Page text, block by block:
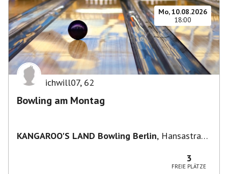
Mo, 10.08.2026
18:00
ichwill07, 62
Bowling am Montag
KANGAROO'S LAND Bowling Berlin, Hansastraße
3
FREIE PLÄTZE